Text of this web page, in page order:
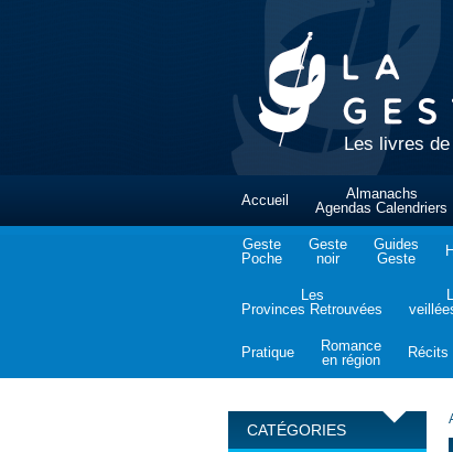
Les livres
Accueil
Almanachs
Agendas Calendriers
Geste
Poche
Geste
noir
Guides
Geste
Les
Provinces Retrouvées
Pratique
Romance
en région
Récits
CATÉGORIES